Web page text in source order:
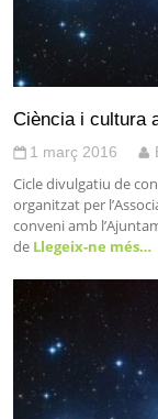
Ciència i cultura
1 març 2016
Cicle divulgatiu de
organitzat per
conveni amb
de Llegeix-ne més…